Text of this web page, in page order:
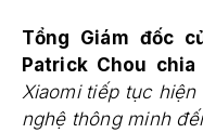
Tổng Giám đốc
Patrick Chou chia
Xiaomi tiếp tục
nghệ thông minh